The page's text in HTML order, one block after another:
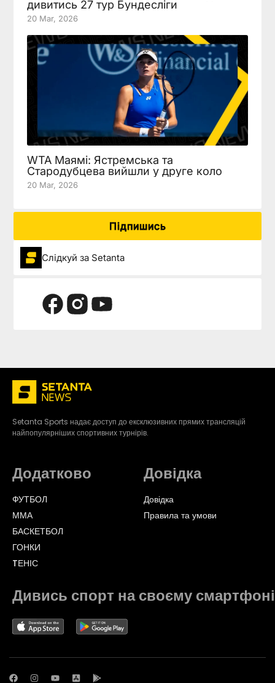
дивитись 27 тур Бундесліги
20 Mar, 2026
WTA Маямі: Ястремська та
Стародубцева вийшли у друге коло
20 Mar, 2026
Підпишись
Слідкуй за Setanta
Setanta Sports надає доступ до ексклюзивних прямих трансляцій
найпопулярніших спортивних турнірів.
Додатково
ФУТБОЛ
ММА
БАСКЕТБОЛ
ГОНКИ
TЕНІС
Довідка
Довідка
Правила та умови
Дивись спорт на своєму смартфоні